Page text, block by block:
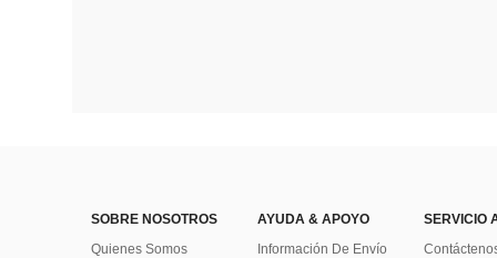
SOBRE NOSOTROS
Quienes Somos
AYUDA & APOYO
Información De Envío
SERVICIO